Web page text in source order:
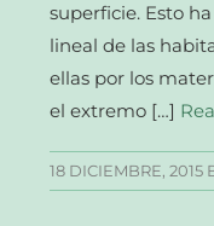
superficie. Esto
lineal de las
ellas por los
el extremo […]
18 DICIEMBRE, 2015